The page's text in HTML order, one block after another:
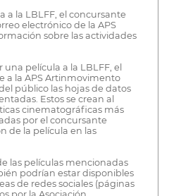
a la LBLFF, el concursante
electrónico de la APS
sobre las actividades
película a la LBLFF, el
a la APS Artinmovimento
público las hojas de datos
Estos se crean al
cinematográficas más
por el concursante
de la película en las
las películas mencionadas
podrían estar disponibles
de redes sociales (páginas